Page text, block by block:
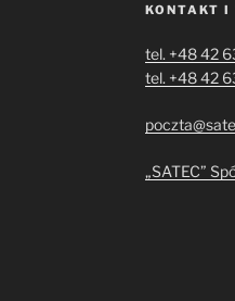
KONTAKT I
tel. +48 42
tel. +48 42
„SATEC”